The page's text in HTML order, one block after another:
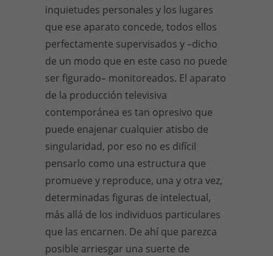
inquietudes personales y los lugares
que ese aparato concede, todos ellos
perfectamente supervisados y –dicho
de un modo que en este caso no puede
ser figurado– monitoreados. El aparato
de la producción televisiva
contemporánea es tan opresivo que
puede enajenar cualquier atisbo de
singularidad, por eso no es difícil
pensarlo como una estructura que
promueve y reproduce, una y otra vez,
determinadas figuras de intelectual,
más allá de los individuos particulares
que las encarnen. De ahí que parezca
posible arriesgar una suerte de